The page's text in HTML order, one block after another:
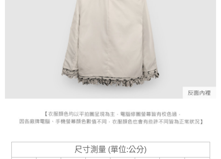
尺寸測量 (單位:公分)